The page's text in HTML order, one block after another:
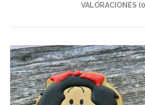
VALORACIONES